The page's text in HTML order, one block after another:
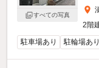
すべての写真
2階
駐車場あり
駐輪場あり